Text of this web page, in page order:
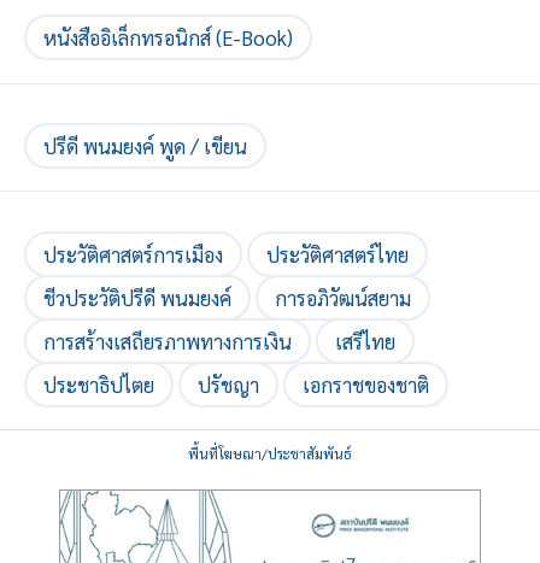
หนังสืออิเล็กทรอนิกส์ (E-Book)
ปรีดี พนมยงค์ พูด / เขียน
ประวัติศาสตร์การเมือง
ประวัติศาสตร์ไทย
ชีวประวัติปรีดี พนมยงค์
การอภิวัฒน์สยาม
การสร้างเสถียรภาพทางการเงิน
เสรีไทย
ประชาธิปไตย
ปรัชญา เอกราชของชาติ
พื้นที่โฆษณา/ประชาสัมพันธ์